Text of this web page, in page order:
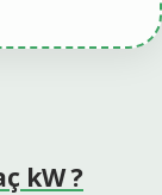
kW ?